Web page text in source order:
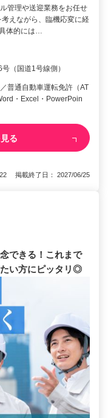
管理や送迎業務をお任せ
えながら、臨機応変に経
体的には…
（国道1号線側）
普通自動車運転免許（AT
・Excel・PowerPoin
る
掲載終了日： 2027/06/25
できる！これまで
い方にピッタリ◎